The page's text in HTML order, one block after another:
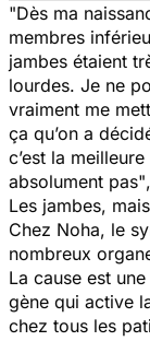
"Dès ma
membres
jambes étaient
lourdes. Je ne
vraiment me
ça qu’on a
c’est la
absolument pas"
Les jambes,
Chez Noha, le
nombreux
La cause est
gène qui active
chez tous les